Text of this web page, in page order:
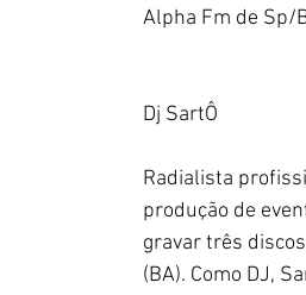
Alpha Fm de Sp/
Dj SartÔ
Radialista
produção de
gravar três
(BA). Como DJ,